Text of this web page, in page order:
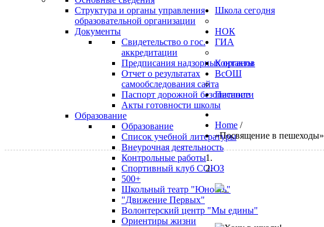
Структура и органы управления
образовательной организации
Документы
Свидетельство о гос.
аккредитации
Предписания надзорных органов
Отчет о результатах
самообследования сайта
Паспорт дорожной безопасности
Акты готовности школы
Образование
Образование
Список учебной литературы
Внеурочная деятельность
Контрольные работы
Спортивный клуб СОЮЗ
500+
Школьный театр "Юность"
"Движение Первых"
Волонтерский центр "Мы едины"
Ориентиры жизни
Школа сегодня
НОК
ГИА
Контакты
ВсОШ
Питание
Home /
«Посвящение в пешеходы»